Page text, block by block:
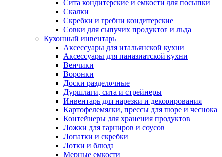
Сита кондитерские и емкости для посыпки
Скалки
Скребки и гребни кондитерские
Совки для сыпучих продуктов и льда
Кухонный инвентарь
Аксессуары для итальянской кухни
Аксессуары для паназиатской кухни
Венчики
Воронки
Доски разделочные
Дуршлаги, сита и стрейнеры
Инвентарь для нарезки и декорирования
Картофелемялки, прессы для пюре и чеснока
Контейнеры для хранения продуктов
Ложки для гарниров и соусов
Лопатки и скребки
Лотки и блюда
Мерные емкости